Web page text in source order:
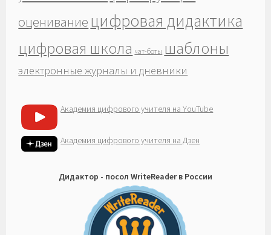
оценивание цифровая дидактика
цифровая школа чат-боты шаблоны
электронные журналы и дневники
Академия цифрового учителя на YouTube
Академия цифрового учителя на Дзен
Дидактор - посол WriteReader в России